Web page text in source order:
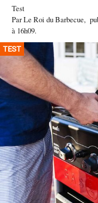
Test
ParLe Roi du Barbecue,
à 16h09.
TEST